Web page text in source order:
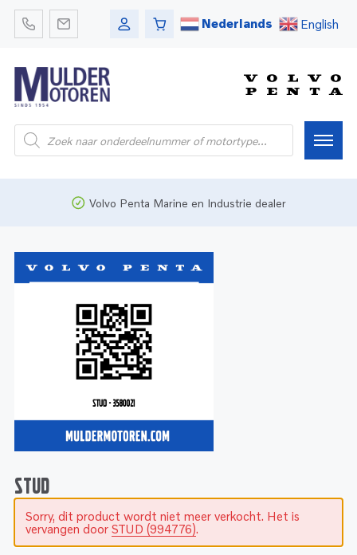
Nederlands English
Onderdelen
Bedrijfsvaart
Onderdelen
Motoren
Onderdelen
Service
Motoren
Service en onderhoud
Reman – Pleziervaart
Reman - Bedrijfsvaart
Volvo Penta Marine en Industrie dealer
STUD
Sorry, dit product wordt niet meer verkocht. Het is
vervangen door STUD (994776).